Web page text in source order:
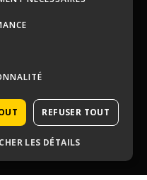
Immopro est le
commerçants et
delà de la simple
REFUSER TOUT
LES DÉTAILS